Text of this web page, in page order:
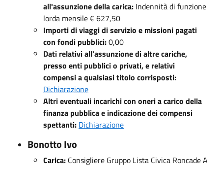
all'assunzione della carica: Indennità di funzione
lorda mensile € 627,50
Importi di viaggi di servizio e missioni pagati
con fondi pubblici:0,00
Dati relativi all'assunzione di altre cariche,
presso enti pubblici o privati, e relativi
compensi a qualsiasi titolo corrisposti:
Dichiarazione
Altri eventuali incarichi con oneri a carico della
finanza pubblica e indicazione dei compensi
spettanti: Dichiarazione
Bonotto Ivo
Carica: Consigliere Gruppo Lista Civica Roncade A